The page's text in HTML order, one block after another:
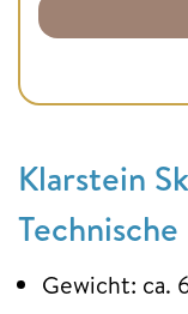
Klarstein
Gewicht: ca.